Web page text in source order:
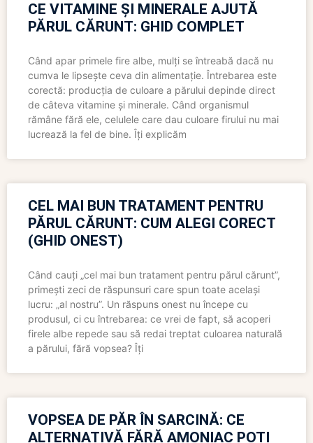
CE VITAMINE ȘI MINERALE AJUTĂ
PĂRUL CĂRUNT: GHID COMPLET
Când apar primele fire albe, mulți se întreabă dacă nu
cumva le lipsește ceva din alimentație. Întrebarea este
corectă: producția de culoare a părului depinde direct
de câteva vitamine și minerale. Când organismul
rămâne fără ele, celulele care dau culoare firului nu mai
lucrează la fel de bine. Îți explicăm
CEL MAI BUN TRATAMENT PENTRU
PĂRUL CĂRUNT: CUM ALEGI CORECT
(GHID ONEST)
Când cauți „cel mai bun tratament pentru părul cărunt”,
primești zeci de răspunsuri care spun toate același
lucru: „al nostru”. Un răspuns onest nu începe cu
produsul, ci cu întrebarea: ce vrei de fapt, să acoperi
firele albe repede sau să redai treptat culoarea naturală
a părului, fără vopsea? Îți
VOPSEA DE PĂR ÎN SARCINĂ: CE
ALTERNATIVĂ FĂRĂ AMONIAC POȚI